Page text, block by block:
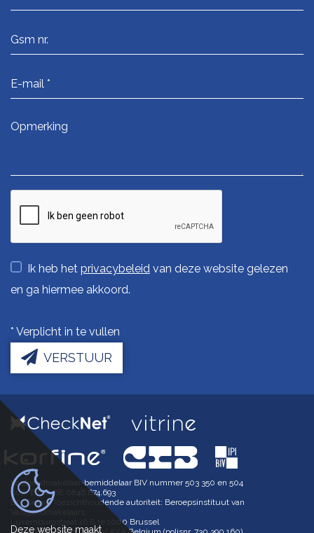
Ik heb het privacybeleid van deze website gelezen
en ga hiermee akkoord.
* Verplicht in te vullen
VERSTUUR
Vastgoedmakelaar-bemiddelaar BIV nummer 503 350 en 504
602, BTW-BE 0846.674.693
BIV België Toezichthoudende autoriteit: Beroepsinstituut van
Vastgoedmakelaars,
Luxemburgstraat 16 B te 1000 Brussel
Deze website maakt